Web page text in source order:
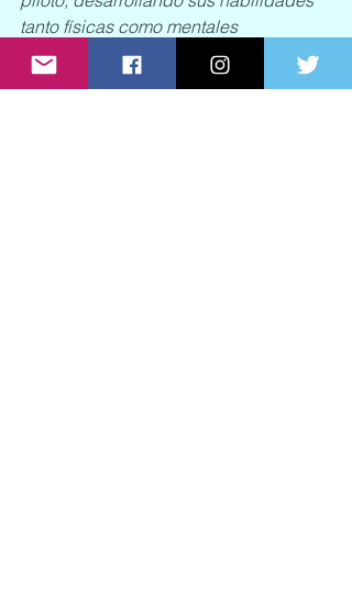
tanto físicas como mentales
continuamente en los últimos años.
Nos alegra contar con ella abordo